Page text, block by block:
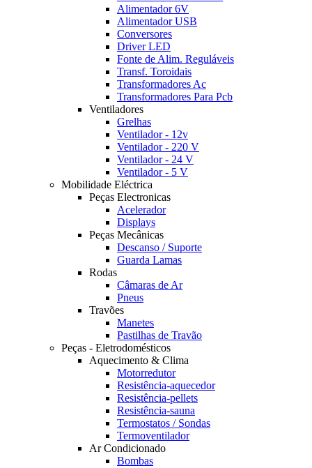
Alimentador 6V
Alimentador USB
Conversores
Driver LED
Fonte de Alim. Reguláveis
Transf. Toroidais
Transformadores Ac
Transformadores Para Pcb
Ventiladores
Grelhas
Ventilador - 12v
Ventilador - 220 V
Ventilador - 24 V
Ventilador - 5 V
Mobilidade Eléctrica
Peças Electronicas
Acelerador
Displays
Peças Mecânicas
Descanso / Suporte
Guarda Lamas
Rodas
Câmaras de Ar
Pneus
Travões
Manetes
Pastilhas de Travão
Peças - Eletrodomésticos
Aquecimento & Clima
Motorredutor
Resistência-aquecedor
Resistência-pellets
Resistência-sauna
Termostatos / Sondas
Termoventilador
Ar Condicionado
Bombas